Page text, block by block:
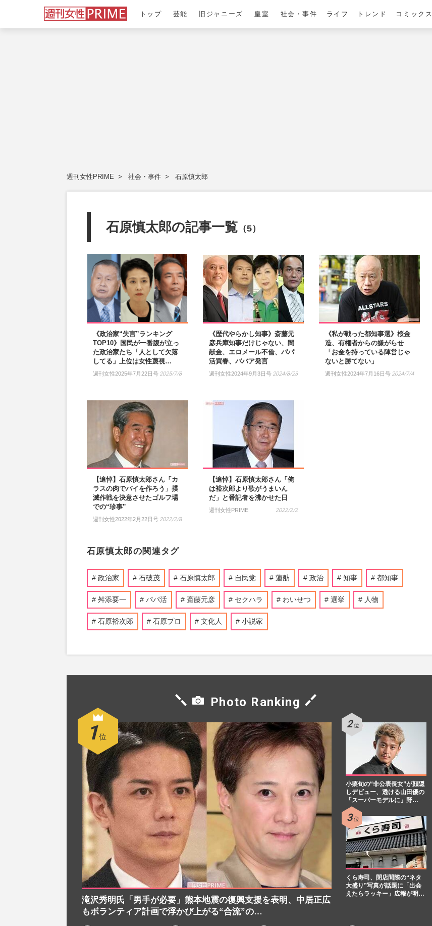
トップ 芸能 旧ジャニーズ 皇室 社会・事件 ライフ トレンド コミックス
週刊女性PRIME 社会・事件 石原慎太郎
石原慎太郎の記事一覧 （5）
《政治家“失言”ランキング
TOP10》国民が一番腹が立っ
た政治家たち「人として欠落
してる」上位は女性蔑視…
週刊女性2025年7月22日号 2025/7/8
《歴代やらかし知事》斎藤元
彦兵庫知事だけじゃない、闇
献金、エロメール不倫、パパ
活買春、ババア発言
週刊女性2024年9月3日号 2024/8/23
《私が戦った都知事選》桜金
造、有権者からの嫌がらせ
「お金を持っている陣営じゃ
ないと勝てない」
週刊女性2024年7月16日号 2024/7/4
【追悼】石原慎太郎さん「カ
ラスの肉でパイを作ろう」撲
滅作戦を決意させたゴルフ場
での“珍事”
週刊女性2022年2月22日号 2022/2/8
【追悼】石原慎太郎さん「俺
は裕次郎より歌がうまいん
だ」と番記者を沸かせた日
週刊女性PRIME 2022/2/2
石原慎太郎の関連タグ
政治家 石破茂 石原慎太郎 自民党 蓮舫 政治 知事 都知事
舛添要一 パパ活 斎藤元彦 セクハラ わいせつ 選挙 人物
石原裕次郎 石原プロ 文化人 小説家
Photo Ranking
滝沢秀明氏「男手が必要」熊本地震の復興支援を表明、中居正広
もボランティア計画で浮かび上がる“合流”の…
小栗旬の“非公表長女”が顔隠
しデビュー、透ける山田優の
「スーパーモデルに」野…
くら寿司、閉店間際の“ネタ
大盛り”写真が話題に「出会
えたらラッキー」広報が明…